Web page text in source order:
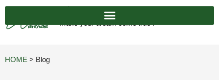
ビットエイジへようこそ
Make your dream come true !
HOME > Blog